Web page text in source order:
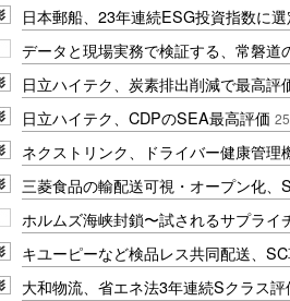
日本郵船、23年連続ESG投資指数に選
データと現場実務で検証する、常磐道
日立ハイテク、炭素排出削減で最高評
日立ハイテク、CDPのSEA最高評価
ネクストリンク、ドライバー健康管理
三菱食品の輸配送可視・オープン化、
ホルムズ海峡封鎖〜試されるサプライ
キユーピーなど検品レス共同配送、
大和物流、省エネ法3年連続Sクラス